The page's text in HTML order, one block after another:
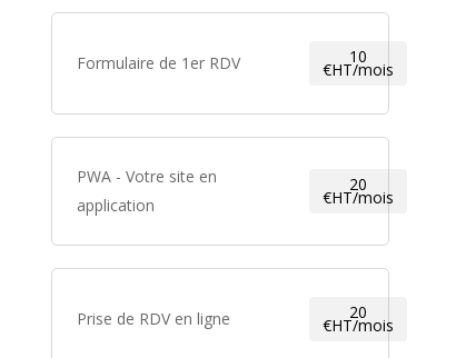
Formulaire de 1er RDV 10
€HT/mois
PWA - Votre site en
application
20
€HT/mois
Prise de RDV en ligne 20
€HT/mois